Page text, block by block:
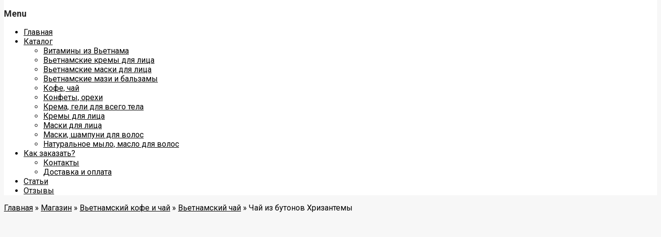
Menu
Главная
Каталог
Витамины из Вьетнама
Вьетнамские кремы для лица
Вьетнамские маски для лица
Вьетнамские мази и бальзамы
Кофе, чай
Конфеты, орехи
Крема, гели для всего тела
Кремы для лица
Маски для лица
Маски, шампуни для волос
Натуральное мыло, масло для волос
Как заказать?
Контакты
Доставка и оплата
Статьи
Отзывы
Главная » Магазин » Вьетнамский кофе и чай » Вьетнамский чай » Чай из бутонов Хризантемы